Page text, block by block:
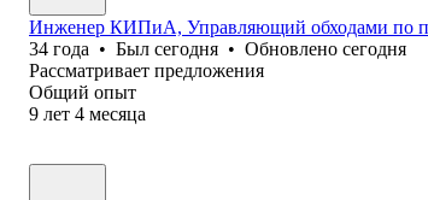
Инженер КИПиА, Управляющий обходами по
34 года • Был сегодня • Обновлено сегодня
Рассматривает предложения
Общий опыт
9 лет 4 месяца